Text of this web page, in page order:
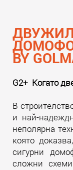
BY
G2+ Когато
В
и най-
неполярна
която
сигурни
сложни